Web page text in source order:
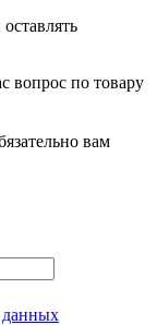
вопрос по товару
вам
данных